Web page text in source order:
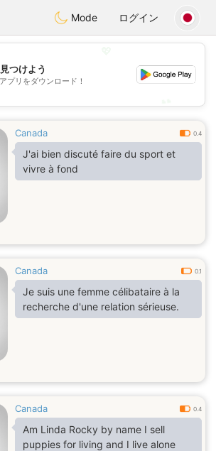
StatesDating
Mode ログイン
💕
つけよう
プリをダウンロード！
Canada 0.4
J'ai bien discuté faire du sport et
vivre à fond
Canada 0.1
Je suis une femme célibataire à la
recherche d'une relation sérieuse.
Canada 0.4
Am Linda Rocky by name I sell
puppies for living and I live alone